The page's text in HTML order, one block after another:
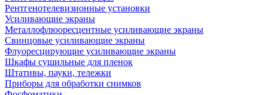
Рентгенотелевизионные установки
Усиливающие экраны
Металлофлюоресцентные усиливающие экраны
Свинцовые усиливающие экраны
Флуоресцирующие усиливающие экраны
Шкафы сушильные для пленок
Штативы, пауки, тележки
Приборы для обработки снимков